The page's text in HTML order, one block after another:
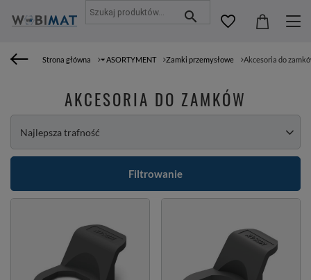
Strona główna ⏷ ASORTYMENT Zamki przemysłowe Akcesoria do
AKCESORIA DO ZAMKÓW
Zmień sortowanie
Najlepsza trafność
Filtrowanie